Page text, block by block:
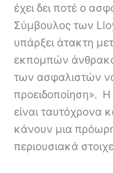
έχει δει ποτέ ο
Σύμβουλος των
υπάρξει άτακτη
εκπομπών
των ασφαλιστών
προειδοποίηση». Η
είναι ταυτόχρονα
κάνουν μια
περιουσιακά